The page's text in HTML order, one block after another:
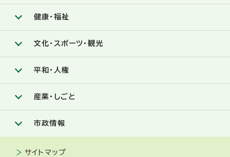
健康・福祉
文化・スポーツ・観光
平和・人権
産業・しごと
市政情報
サイトマップ